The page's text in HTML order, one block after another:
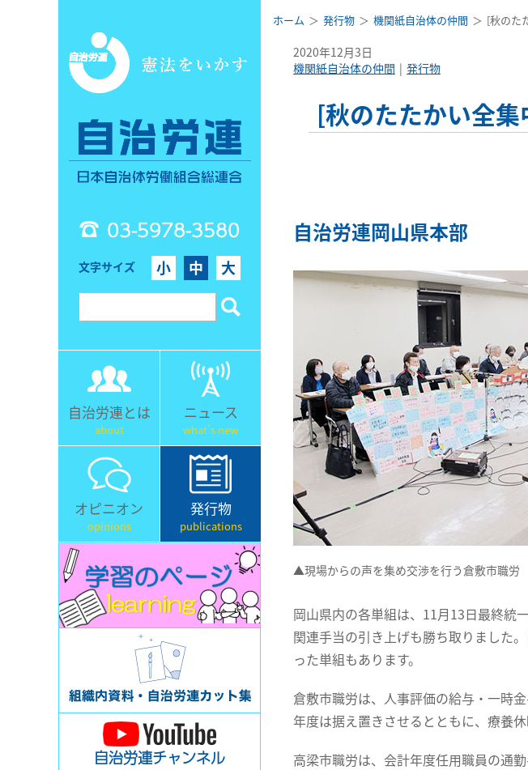
03-5978-3580
文字サイズ 小 中 大
自治労連とは
about
ニュース
what's new
オピニオン
opinions
発行物
publications
自治労連チャンネル
ホーム 発行物 機関紙自治体の仲間 [秋のた
2020年12月3日
機関紙自治体の仲間
発行物
[秋のたたかい全
自治労連岡山県本部
▲現場からの声を集め交渉を行う倉敷市職労
岡山県内の各単組は、11月13日最終統
関連手当の引き上げも勝ち取りました
った単組もあります。
倉敷市職労は、人事評価の給与・一時
年度は据え置きさせるとともに、療養
高梁市職労は、会計年度任用職員の通